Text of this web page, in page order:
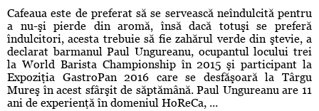
Cafeaua este de preferat să se servească neîndulcită pentru
a nu-şi pierde din aromă, însă dacă totuşi se preferă
îndulcitori, acesta trebuie să fie zahărul verde din ştevie, a
declarat barmanul Paul Ungureanu, ocupantul locului trei
la World Barista Championship în 2015 şi participant la
Expoziţia GastroPan 2016 care se desfăşoară la Târgu
Mureş în acest sfârşit de săptămână. Paul Ungureanu are 11
ani de experienţă în domeniul HoReCa, ...